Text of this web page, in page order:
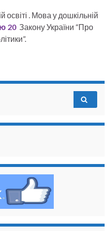
освіті . Мова у дошкільній
20 Закону України “Про